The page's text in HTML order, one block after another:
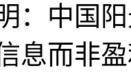
：中国
息而非